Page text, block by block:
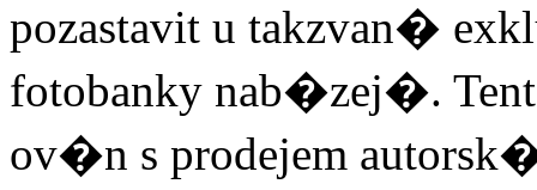
pozastavit u takzvan�
fotobanky nab�zej�.
ov�n s prodejem